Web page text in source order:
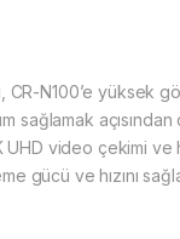
CR-N100’e yüksek
sağlamak
video çekimi ve
gücü ve hızını